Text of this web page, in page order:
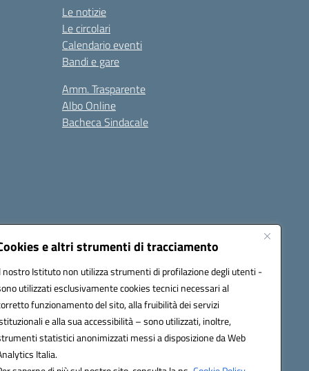
e altri strumenti di tracciamento
nostro Istituto non utilizza strumenti di profilazione degli utenti -
utilizzati esclusivamente cookies tecnici necessari al
funzionamento del sito, alla fruibilità dei servizi
e alla sua accessibilità – sono utilizzati, inoltre,
statistici anonimizzati messi a disposizione da Web
Italia.
Le notizie
Le circolari
Calendario eventi
Bandi e gare
Amm. Trasparente
Albo Online
Bacheca Sindacale
Seguici su:
(PEC):fgps010008@pec.istruzione.it